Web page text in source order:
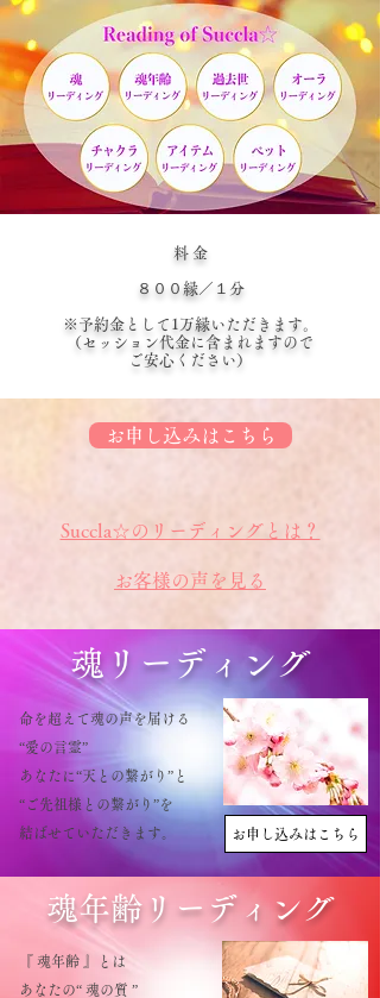
​料 金
８００縁／１分
※予約金として1万縁いただきます。
（セッション代金に含まれますので
ご安心ください）
お申し込みはこちら
Succla☆のリーディングとは？
​お客様の声を見る
​魂リーディング
命を超えて魂の声を届ける
​“愛の言霊”
あなたに“天との繋がり”と
“ご先祖様との繋がり”を
​結ばせていただきます。
お申し込みはこちら
​魂年齢リーディング
『 魂年齢 』とは
あなたの“ 魂の質 ”